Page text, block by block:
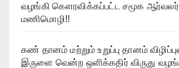
வழங்கி கௌரவிக்கப்பட்ட சமூக
மணிமொழி!!
கண் தானம் மற்றும் உறுப்பு தானம்
இருளை வென்ற ஒளிக்கதிர் விருது